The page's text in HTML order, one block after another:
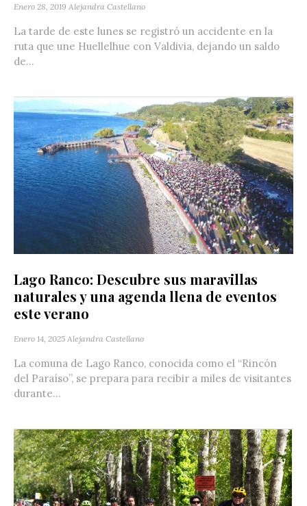
Enero 28, 2019 Alejandra Castellano
La tarde de este lunes se registró un accidente en la
ruta que une Huellelhue con Valdivia, dejando un saldo
de...
Lago Ranco: Descubre sus maravillas
naturales y una agenda llena de eventos
este verano
Enero 14, 2025 Alejandra Castellano
La comuna de Lago Ranco, conocida como el “Rincón
del Paraíso”, se prepara para recibir a miles de visitantes
durante...